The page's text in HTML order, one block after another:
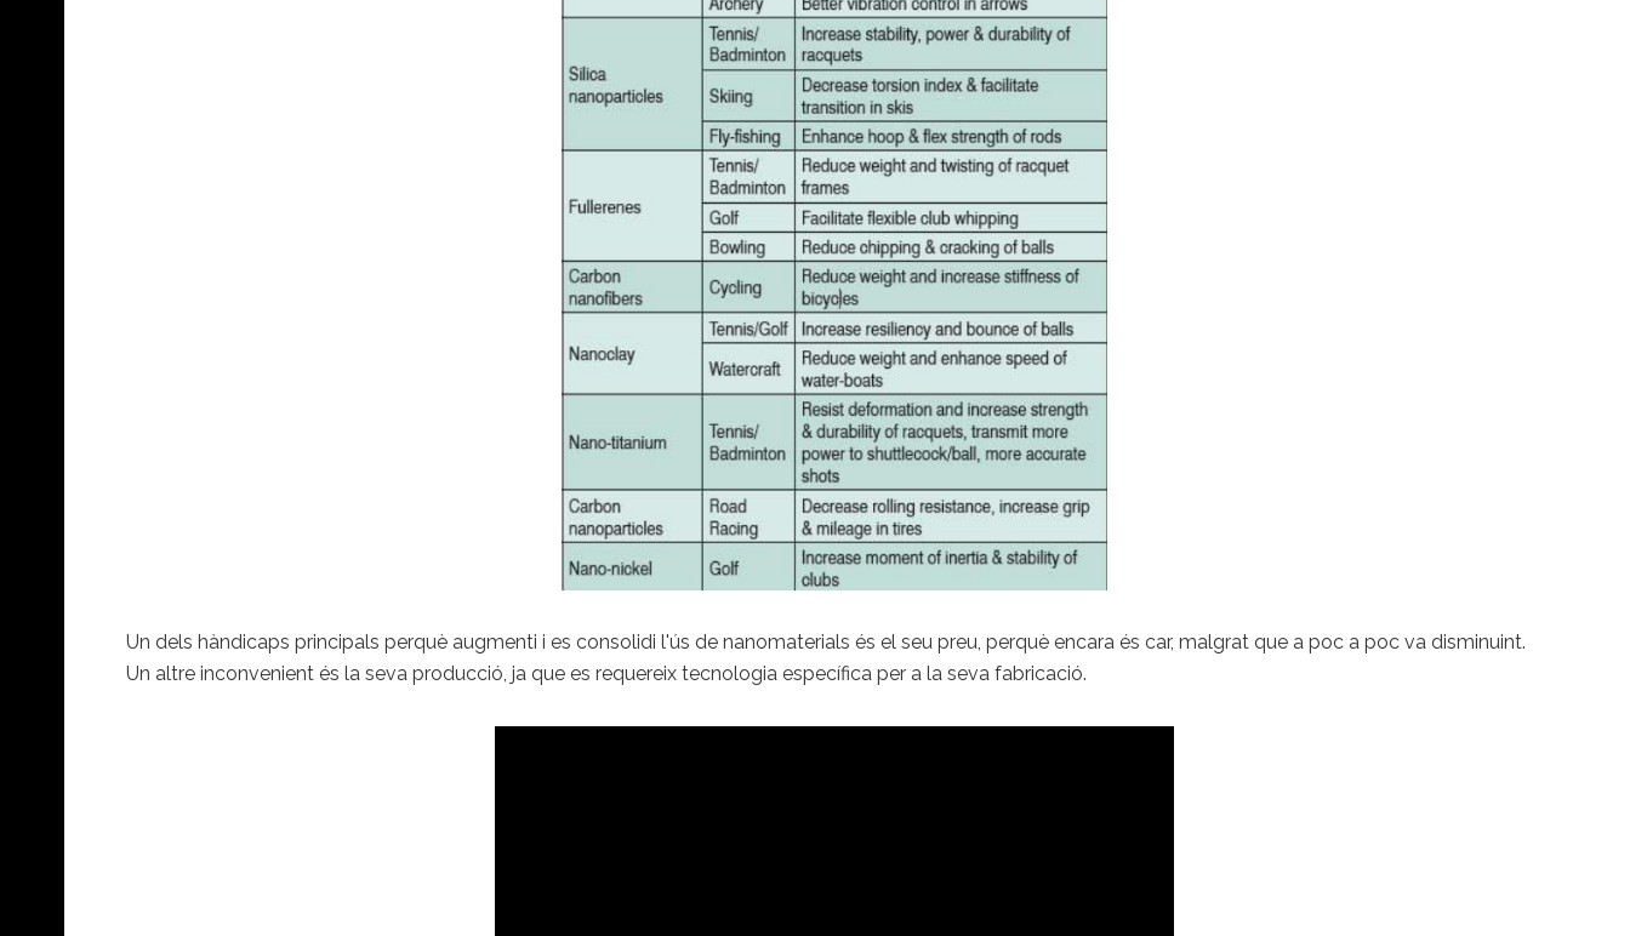
Un dels hàndicaps principals perquè augmenti i es consolidi l'ús de nanomaterials és el seu preu, perquè encara és car, malgrat que a poc a poc va disminuint.
Un altre inconvenient és la seva producció, ja que es requereix tecnologia específica per a la seva fabricació.